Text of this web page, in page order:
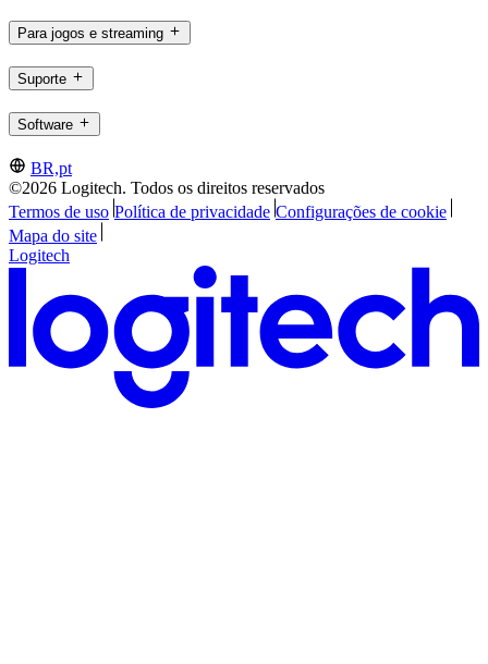
Para jogos e streaming
Suporte
Software
BR,pt
©2026 Logitech. Todos os direitos reservados
Termos de uso Política de privacidade Configurações de cookie
Mapa do site
Logitech